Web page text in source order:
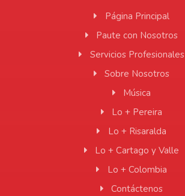
Página Principal
Paute con Nosotros
Servicios Profesionales
Sobre Nosotros
Música
Lo + Pereira
Lo + Risaralda
Lo + Cartago y Valle
Lo + Colombia
Contáctenos